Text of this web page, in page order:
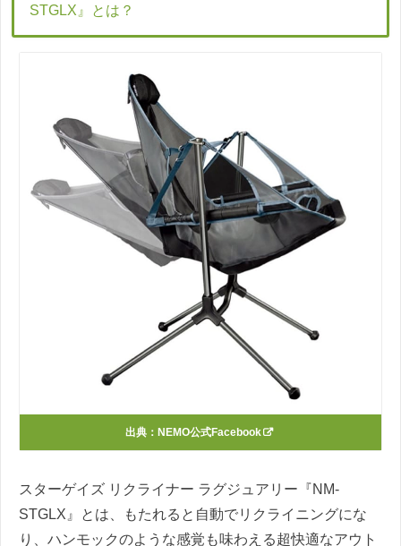
STGLX』とは？
出典： NEMO公式Facebook
スターゲイズ リクライナー ラグジュアリー『NM-
STGLX』とは、もたれると自動でリクライニングにな
り、ハンモックのような感覚も味わえる超快適なアウト